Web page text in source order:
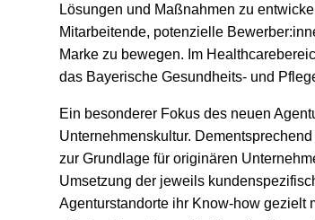
Lösungen und Maßnahmen zu
Mitarbeitende, potenzielle
Marke zu bewegen. Im
das Bayerische Gesundheits- und
Ein besonderer Fokus des neuen
Unternehmenskultur.
zur Grundlage für originären
Umsetzung der jeweils
Agenturstandorte ihr Know-how gezielt